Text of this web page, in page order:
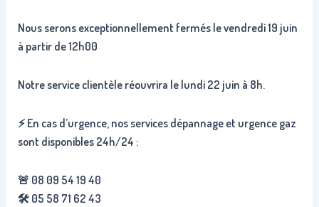
Nous serons exceptionnellement fermés le vendredi 19 juin
à partir de 12h00
Notre service clientèle réouvrira le lundi 22 juin à 8h.
⚡️ En cas d’urgence, nos services dépannage et urgence gaz
sont disponibles 24h/24 :
🚨 08 09 54 19 40
🛠️ 05 58 71 62 43